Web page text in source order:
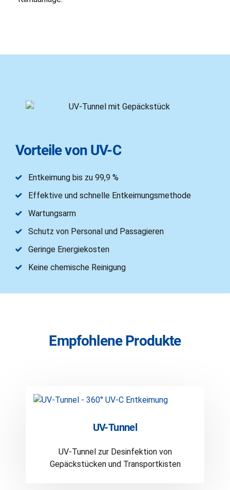
Vorteile von UV-C
Entkeimung bis zu 99,9 %
Effektive und schnelle Entkeimungsmethode
Wartungsarm
Schutz von Personal und Passagieren
Geringe Energiekosten
Keine chemische Reinigung
Empfohlene Produkte
UV-Tunnel
UV-Tunnel zur Desinfektion von
Gepäckstücken und Transportkisten